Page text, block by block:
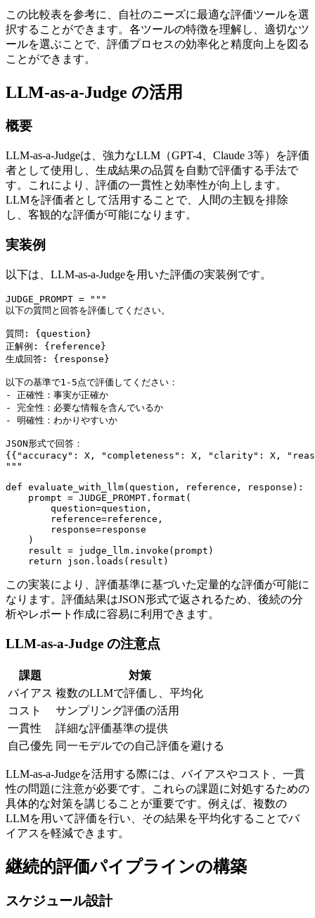
この比較表を参考に、自社のニーズに最適な評価ツールを選
択することができます。各ツールの特徴を理解し、適切なツ
ールを選ぶことで、評価プロセスの効率化と精度向上を図る
ことができます。
LLM-as-a-Judge の活用
概要
LLM-as-a-Judgeは、強力なLLM（GPT-4、Claude 3等）を評価
者として使用し、生成結果の品質を自動で評価する手法で
す。これにより、評価の一貫性と効率性が向上します。
LLMを評価者として活用することで、人間の主観を排除
し、客観的な評価が可能になります。
実装例
以下は、LLM-as-a-Judgeを用いた評価の実装例です。
JUDGE_PROMPT = """
以下の質問と回答を評価してください。
質問: {question}
正解例: {reference}
生成回答: {response}
以下の基準で1-5点で評価してください：
- 正確性：事実が正確か
- 完全性：必要な情報を含んでいるか
- 明確性：わかりやすいか
JSON形式で回答：
{{"accuracy": X, "completeness": X, "clarity": X,
"""
def evaluate_with_llm(question, reference, response):
    prompt = JUDGE_PROMPT.format(
        question=question,
        reference=reference,
        response=response
    )
    result = judge_llm.invoke(prompt)
この実装により、評価基準に基づいた定量的な評価が可能に
なります。評価結果はJSON形式で返されるため、後続の分
析やレポート作成に容易に利用できます。
LLM-as-a-Judge の注意点
課題
対策
バイアス 複数のLLMで評価し、平均化
コスト
サンプリング評価の活用
一貫性
詳細な評価基準の提供
自己優先 同一モデルでの自己評価を避ける
LLM-as-a-Judgeを活用する際には、バイアスやコスト、一貫
性の問題に注意が必要です。これらの課題に対処するための
具体的な対策を講じることが重要です。例えば、複数の
LLMを用いて評価を行い、その結果を平均化することでバ
イアスを軽減できます。
継続的評価パイプラインの構築
スケジュール設計